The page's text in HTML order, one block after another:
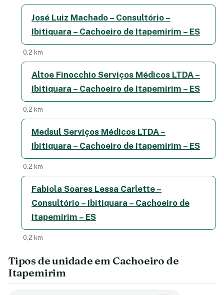
José Luiz Machado – Consultório –
Ibitiquara – Cachoeiro de Itapemirim – ES
0,2 km
Altoe Finocchio Serviços Médicos LTDA –
Ibitiquara – Cachoeiro de Itapemirim – ES
0,2 km
Medsul Serviços Médicos LTDA –
Ibitiquara – Cachoeiro de Itapemirim – ES
0,2 km
Fabiola Soares Lessa Carlette –
Consultório – Ibitiquara – Cachoeiro de
Itapemirim – ES
0,2 km
Tipos de unidade em Cachoeiro de
Itapemirim